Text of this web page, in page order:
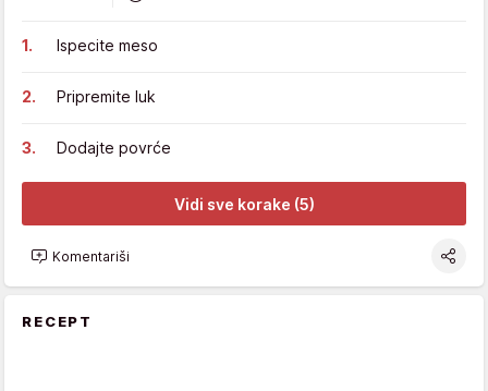
Ispecite meso
Pripremite luk
Dodajte povrće
Vidi sve korake (5)
Komentariši
RECEPT